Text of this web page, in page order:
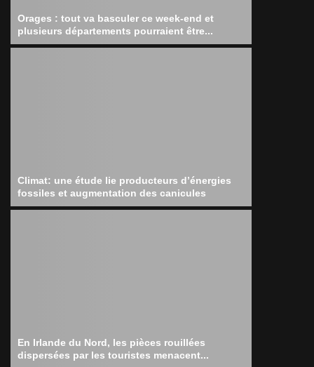
Orages : tout va basculer ce week-end et
plusieurs départements pourraient être...
Climat: une étude lie producteurs d’énergies
fossiles et augmentation des canicules
En Irlande du Nord, les pièces rouillées
dispersées par les touristes menacent...